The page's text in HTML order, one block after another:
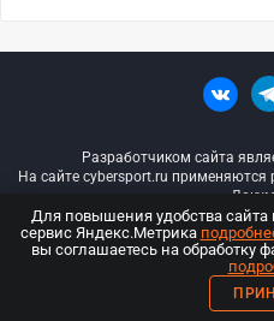
Разработчиком сайта
На сайте cybersport.ru применяются
© ООО
ООО «Киберспорт.ру».
Для повышения удобства
сервис Яндекс.Метрика
вы соглашаетесь на обработку